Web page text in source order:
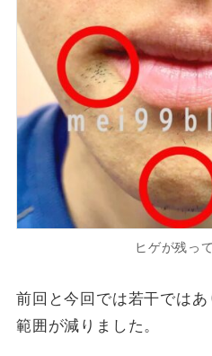
ヒゲが残っ
前回と今回では若干では
範囲が減りました。